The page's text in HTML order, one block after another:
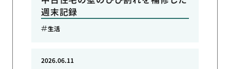
週末記録
生活
2026.06.11